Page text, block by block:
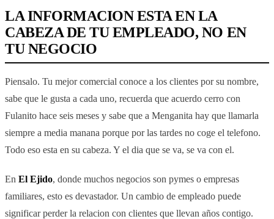
LA INFORMACION ESTA EN LA
CABEZA DE TU EMPLEADO, NO EN
TU NEGOCIO
Piensalo. Tu mejor comercial conoce a los clientes por su nombre,
sabe que le gusta a cada uno, recuerda que acuerdo cerro con
Fulanito hace seis meses y sabe que a Menganita hay que llamarla
siempre a media manana porque por las tardes no coge el telefono.
Todo eso esta en su cabeza. Y el dia que se va, se va con el.
En El Ejido, donde muchos negocios son pymes o empresas
familiares, esto es devastador. Un cambio de empleado puede
significar perder la relacion con clientes que llevan años contigo.